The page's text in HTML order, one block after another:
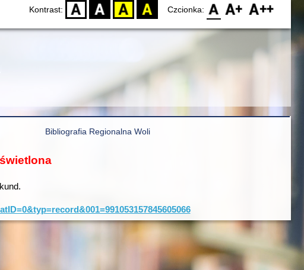
Kontrast: D BW YB BY Czcionka: F0 F1 F2
Bibliografia Regionalna Woli